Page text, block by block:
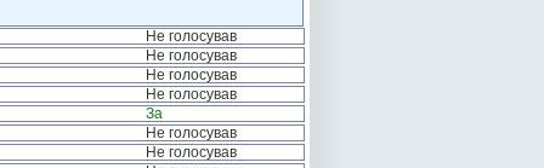
Не голосував
Не голосував
Не голосував
Не голосував
За
Не голосував
Не голосував